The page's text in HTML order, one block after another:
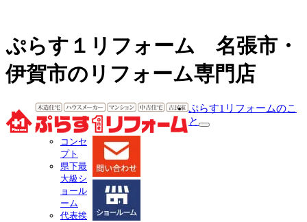
ぷらす１リフォーム 名張市・
伊賀市のリフォーム専門店
ぷらす1リフォームのこ
と
サ
コンセ
プト
県下最
大級シ
ョール
ーム
代表挨